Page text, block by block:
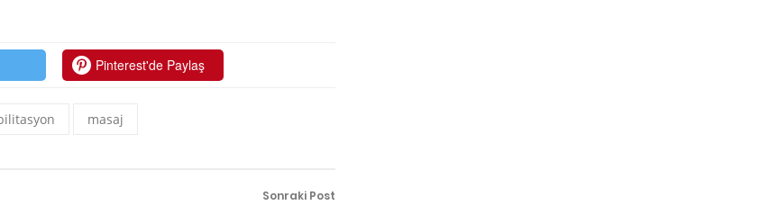
Pinterest'de Paylaş
masaj
Sonraki Post